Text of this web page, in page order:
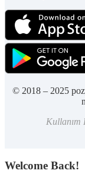
© 2018 – 2025
Kullanım
Welcome Back!